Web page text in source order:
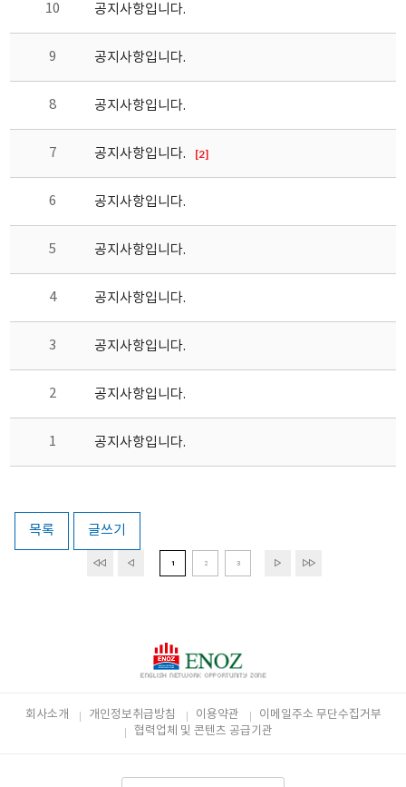
10 공지사항입니다.
9 공지사항입니다.
8 공지사항입니다.
7 공지사항입니다. [2]
6 공지사항입니다.
5 공지사항입니다.
4 공지사항입니다.
3 공지사항입니다.
2 공지사항입니다.
1 공지사항입니다.
목록 글쓰기
1 2 3
회사소개 개인정보취급방침 이용약관
이메일주소 무단수집거부
협력업체 및 콘텐츠 공급기관